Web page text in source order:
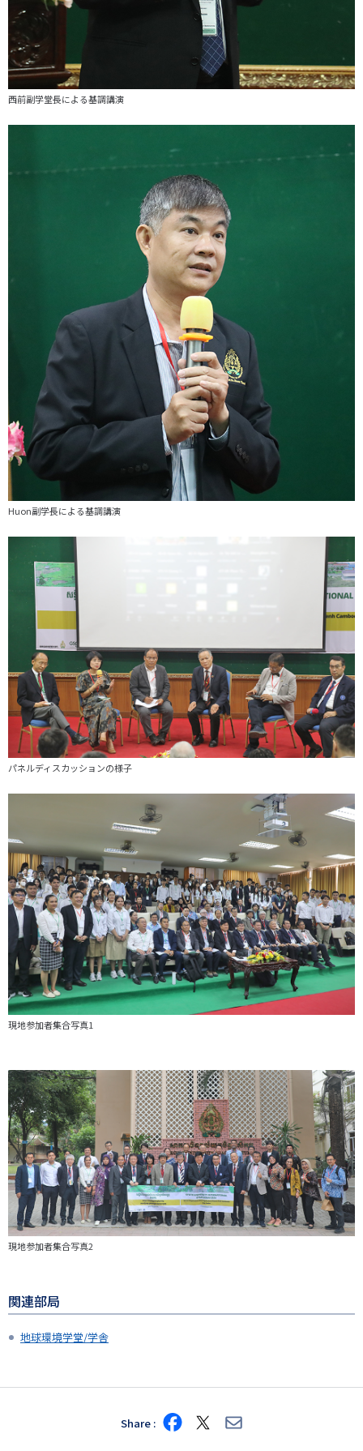
西前副学堂長による基調講演
Huon副学長による基調講演
パネルディスカッションの様子
現地参加者集合写真1
現地参加者集合写真2
関連部局
地球環境学堂/学舎
Share Share
on
Share
on
Share
via